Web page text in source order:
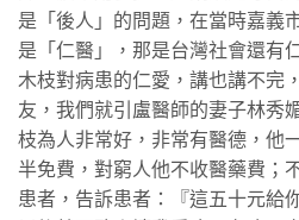
是「後人」的問題，在當時嘉義
是「仁醫」，那是台灣社會還有
木枝對病患的仁愛，講也講不完
友，我們就引盧醫師的妻子林秀
枝為人非常好，非常有醫德，他
半免費，對窮人他不收醫藥費；
患者，告訴患者：『這五十元給